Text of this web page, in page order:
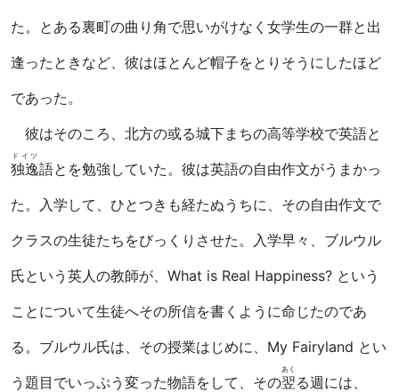
た。とある裏町の曲り角で思いがけなく女学生の一群と出
逢ったときなど、彼はほとんど帽子をとりそうにしたほど
であった。
彼はそのころ、北方の或る城下まちの高等学校で英語と
独逸
ドイツ
語とを勉強していた。彼は英語の自由作文がうまかっ
た。入学して、ひとつきも経たぬうちに、その自由作文で
クラスの生徒たちをびっくりさせた。入学早々、ブルウル
氏という英人の教師が、What is Real Happiness? という
ことについて生徒へその所信を書くように命じたのであ
る。ブルウル氏は、その授業はじめに、My Fairyland とい
う題目でいっぷう変った物語をして、その翌
あく
る週には、